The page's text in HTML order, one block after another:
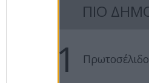
ΠΙΟ
1 Πρωτοσέλιδο